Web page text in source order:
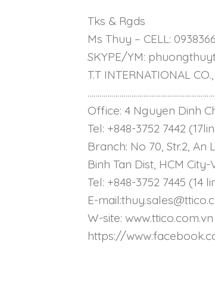
Tks & Rgds
Ms Thuy – CELL:
SKYPE/YM:
T.T INTERNATIONAL
………………………………………………………..
Office: 4 Nguyen Dinh
Tel: +848-3752 7442
Branch: No 70, Str.2, An
Binh Tan Dist, HCM City-
Tel: +848-3752 7445 (14
E-
W-site: www.ttico.com.vn
https://